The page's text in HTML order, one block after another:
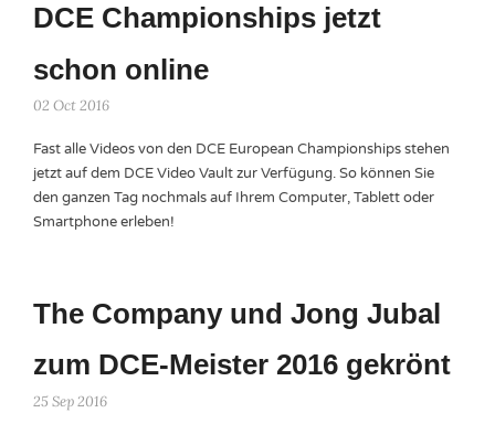
DCE Championships jetzt
schon online
02 Oct 2016
Fast alle Videos von den DCE European Championships stehen
jetzt auf dem DCE Video Vault zur Verfügung. So können Sie
den ganzen Tag nochmals auf Ihrem Computer, Tablett oder
Smartphone erleben!
The Company und Jong Jubal
zum DCE-Meister 2016 gekrönt
25 Sep 2016